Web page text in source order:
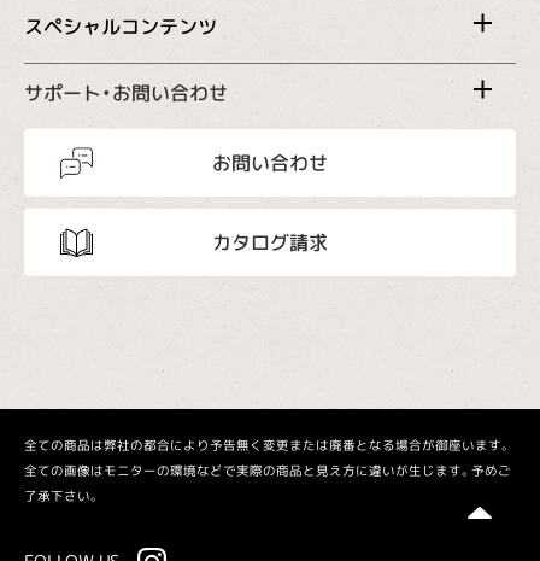
スペシャルコンテンツ
サポート・お問い合わせ
お問い合わせ
カタログ請求
全ての商品は弊社の都合により予告無く変更または廃番となる場合が御座います。
全ての画像はモニターの環境などで実際の商品と見え方に違いが生じます。予めご
了承下さい。